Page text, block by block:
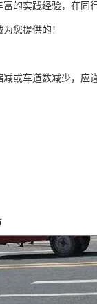
的实践经验，在同
您提供的！
或车道数减少，应